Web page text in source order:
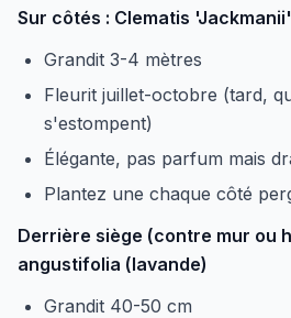
Sur côtés : Clematis
Grandit 3-4 mètres
Fleurit juillet-octobre (tard,
s'estompent)
Élégante, pas parfum mais
Plantez une chaque côté
Derrière siège (contre mur ou
angustifolia (lavande)
Grandit 40-50 cm